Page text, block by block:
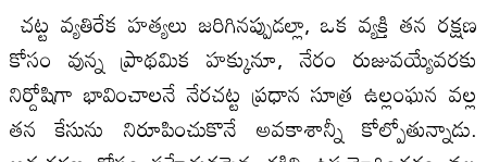
చట్ట వ్యతిరేక హత్యలు జరిగినప్పుడల్లా, ఒక వ్యక్తి తన రక్షణ
కోసం వున్న ప్రాథమిక హక్కునూ, నేరం రుజువయ్యేవరకు
నిర్దోషిగా భావించాలనే నేరచట్ట ప్రధాన సూత్ర ఉల్లంఘన వల్ల
తన కేసును నిరూపించుకొనే అవకాశాన్నీ కోల్పోతున్నాడు.